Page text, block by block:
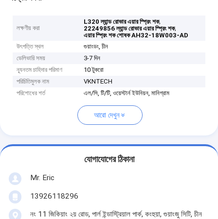
লক্ষণীয় করা
L320 ল্যান্ড রোভার এয়ার স্প্রিং শক,
22249856 ল্যান্ড রোভার এয়ার স্প্রিং শক,
এয়ার স্প্রিং শক শোষক AH32-18W003-AD
উৎপত্তি স্থল
গুয়াংডং, চীন
ডেলিভারি সময়
3-7 দিন
ন্যূনতম চাহিদার পরিমাণ
10 টুকরো
পরিচিতিমুলক নাম
VKNTECH
পরিশোধের শর্ত
এল/সি, টি/টি, ওয়েস্টার্ন ইউনিয়ন, মানিগ্রাম
আরো দেখুন
যোগাযোগের ঠিকানা
Mr. Eric
13926118296
নং 11 জিকিয়াং ২য় রোড, পার্ল ইন্ডাস্ট্রিয়াল পার্ক, কংহুয়া, গুয়াংজু সিটি, চীন